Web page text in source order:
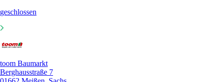
geschlossen
toom Baumarkt
Berghausstraße 7